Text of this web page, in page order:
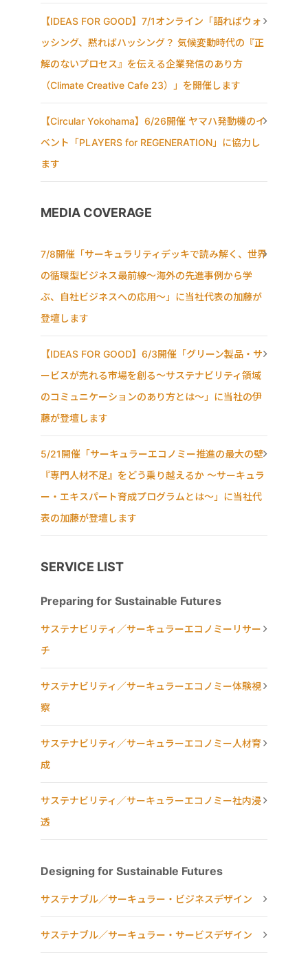
【IDEAS FOR GOOD】7/1オンライン「語ればウォ
ッシング、黙ればハッシング？ 気候変動時代の『正
解のないプロセス』を伝える企業発信のあり方
（Climate Creative Cafe 23）」を開催します
【Circular Yokohama】6/26開催 ヤマハ発動機のイ
ベント「PLAYERS for REGENERATION」に協力し
ます
MEDIA COVERAGE
7/8開催「サーキュラリティデッキで読み解く、世界
の循環型ビジネス最前線〜海外の先進事例から学
ぶ、自社ビジネスへの応用〜」に当社代表の加藤が
登壇します
【IDEAS FOR GOOD】6/3開催「グリーン製品・サ
ービスが売れる市場を創る〜サステナビリティ領域
のコミュニケーションのあり方とは〜」に当社の伊
藤が登壇します
5/21開催「サーキュラーエコノミー推進の最大の壁
『専門人材不足』をどう乗り越えるか ～サーキュラ
ー・エキスパート育成プログラムとは～」に当社代
表の加藤が登壇します
SERVICE LIST
Preparing for Sustainable Futures
サステナビリティ／サーキュラーエコノミーリサー
チ
サステナビリティ／サーキュラーエコノミー体験視
察
サステナビリティ／サーキュラーエコノミー人材育
成
サステナビリティ／サーキュラーエコノミー社内浸
透
Designing for Sustainable Futures
サステナブル／サーキュラー・ビジネスデザイン
サステナブル／サーキュラー・サービスデザイン